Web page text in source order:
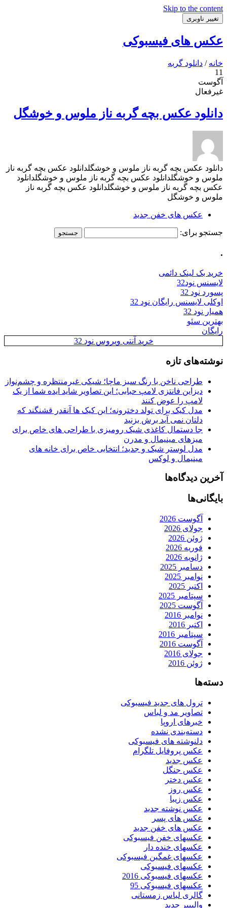
Skip to the content
تغییر ناوبری
عکس های فیسبوکی
خانه / دانلود گربه
11
آگوست
غیرفعال
دانلود عکس بچه گربه ناز ملوس و خوشگل
دانلود عکس بچه گربه ناز ملوس و خوشگلدانلود عکس بچه گربه ناز
ملوس و خوشگلدانلود عکس بچه گربه ناز ملوس و خوشگلدانلود
عکس بچه گربه ناز ملوس و خوشگلدانلود عکس بچه گربه ناز
ملوس و خوشگل
عکس های خفن جدید
جستجو برای:
.
خرید بک لینک دائمی
لایسنس نود32
پسورد نود 32
اوکلی لایسنس رایگان نود 32
همیار نود 32
بهترین سئو
رایگان
خرید آنتی ویروس نود 32
نوشته‌های تازه
طراحی ناخن با رنگ سبز ماچا؛ شیکی غیرمنتظره و چشم‌نواز
دیزاین فانتزی لامپ حبابی؛ این تصاویر شاید ایده شما از یک
لامپ را عوض کنند
مدل کیک برای تولد دخترونه؛ این کیک ها آنقدر قشنگند که
دلتان نمی آید برش بزنید
جا دستمال کاغذی شیک رومیزی با طراحی های خاص برای
میزهای مینیمال و مدرن
مدل لوستر شیک و جدید؛ انتخابی خاص برای خانه های
مینیمال و لوکس
آخرین دیدگاه‌ها
بایگانی‌ها
آگوست 2026
جولای 2026
ژوئن 2026
فوریه 2026
ژانویه 2026
دسامبر 2025
نوامبر 2025
اکتبر 2025
سپتامبر 2025
آگوست 2025
نوامبر 2016
اکتبر 2016
سپتامبر 2016
آگوست 2016
جولای 2016
ژوئن 2016
دسته‌ها
ترول های جدید فیسبوکی
تصاویر مد و لباس
خبرهای اروپا
دسته‌بندی نشده
دلنوشته های فیسبوکی
عکس پروفایل تلگرام
عکس جدید
عکس جنگل
عکس دختر
عکس روز
عکس زیبا
عکس نوشته جدید
عکس های پسر
عکس های خفن جدید
عکسهای خفن فیسبوکی
عکسهای خنده دار
عکسهای غمگین فیسبوکی
عکسهای فیسبوکی
عکسهای فیسبوکی 2016
عکسهای فیسبوکی 95
گالری لباس زمستانی
والپیپر جدید